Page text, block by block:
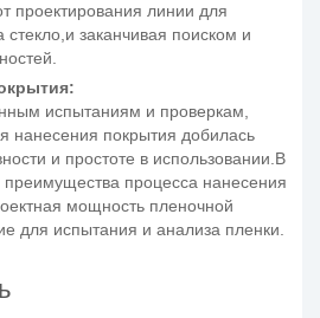
проектирования линии для
заканчивая поиском и
испытаниям и проверкам,
нанесения покрытия добилась
и простоте в использовании.В
процесса нанесения
мощность пленочной
для испытания и анализа пленки.